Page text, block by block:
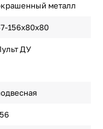
металл
156x80x80
ДУ